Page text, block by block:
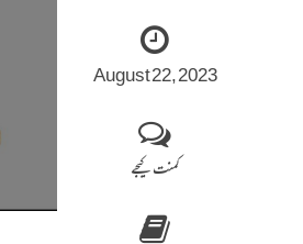
August 22, 2023
کمنت کیجے